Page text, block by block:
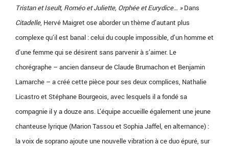
Tristan et Iseult, Roméo et Juliette, Orphée et Eurydice… »Dans
Citadelle, Hervé Maigret ose aborder un thème d’autant plus
complexe qu’il est banal : celui du couple impossible, d’un homme et
d’une femme qui se désirent sans parvenir à s’aimer. Le
chorégraphe – ancien danseur de Claude Brumachon et Benjamin
Lamarche – a créé cette pièce pour ses deux complices, Nathalie
Licastro et Stéphane Bourgeois, avec lesquels il a fondé sa
compagnie il y a douze ans. L’équipe accueille également une jeune
chanteuse lyrique (Marion Tassou et Sophia Jaffel, en alternance) :
la voix de soprano ajoute une nouvelle vibration à ce duo épuré, sur